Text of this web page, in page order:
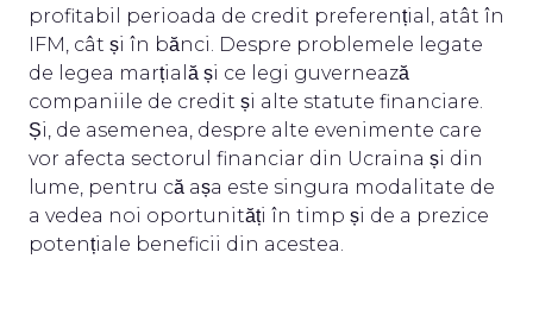
profitabil perioada de credit preferențial, atât în
IFM, cât și în bănci. Despre problemele legate
de legea marțială și ce legi guvernează
companiile de credit și alte statute financiare.
Și, de asemenea, despre alte evenimente care
vor afecta sectorul financiar din Ucraina și din
lume, pentru că așa este singura modalitate de
a vedea noi oportunități în timp și de a prezice
potențiale beneficii din acestea.